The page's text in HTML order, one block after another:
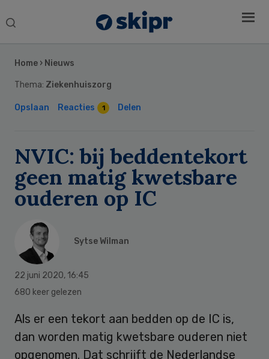
Search
Home › Nieuws
Thema: Ziekenhuiszorg
Opslaan Reacties 1 Delen
NVIC: bij beddentekort
geen matig kwetsbare
ouderen op IC
Sytse Wilman
22 juni 2020, 16:45
680 keer gelezen
Als er een tekort aan bedden op de IC is,
dan worden matig kwetsbare ouderen niet
opgenomen. Dat schrijft de Nederlandse
Sidebar